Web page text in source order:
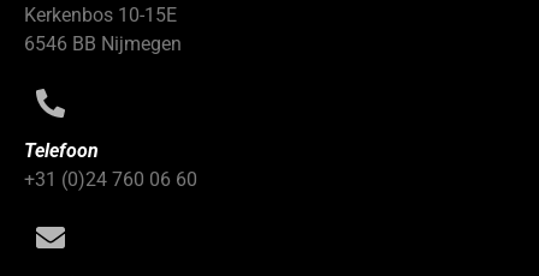
Kerkenbos 10-15E
6546 BB Nijmegen
Telefoon
+31 (0)24 760 06 60